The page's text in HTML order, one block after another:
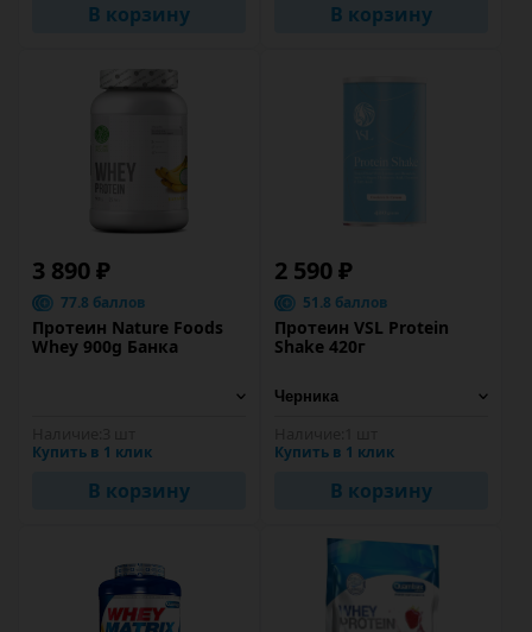
В корзину В корзину
3 890 ₽
77.8 баллов
Протеин Nature Foods
Whey 900g Банка
Купить в 1 клик
В корзину
2 590 ₽
51.8 баллов
Протеин VSL Protein
Shake 420г
Купить в 1 клик
В корзину